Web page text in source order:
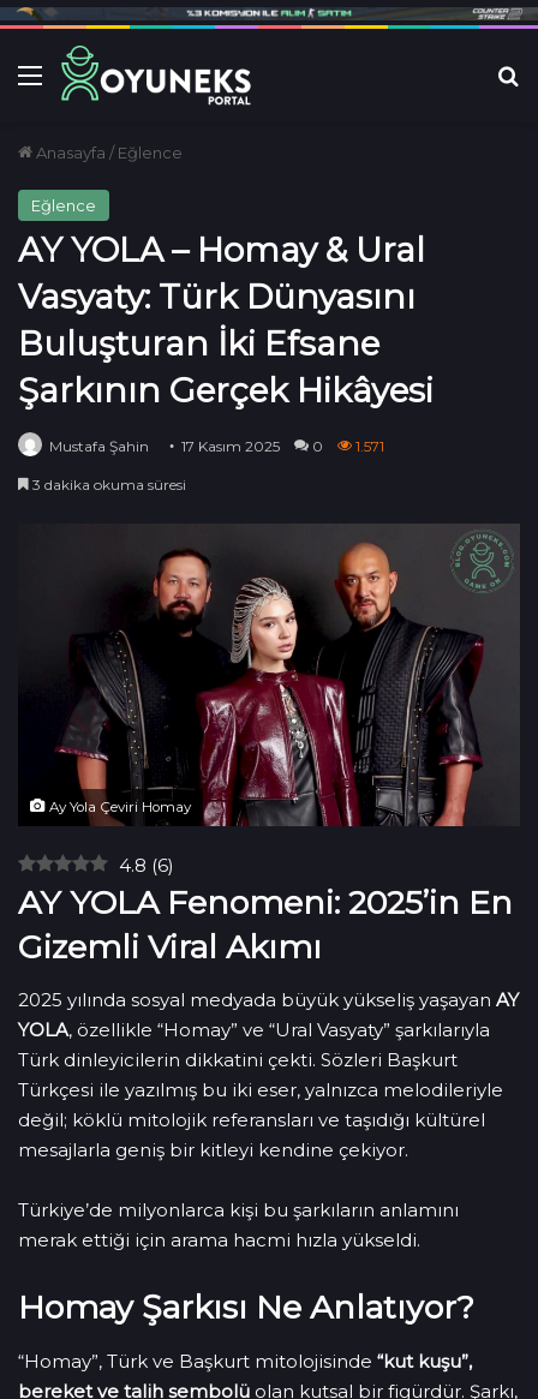
Menü
Anasayfa / Eğlence
Eğlence
AY YOLA – Homay & Ural
Vasyaty: Türk Dünyasını
Buluşturan İki Efsane
Şarkının Gerçek Hikâyesi
Mustafa Şahin 17 Kasım 2025 0 1.571
3 dakika okuma süresi
Ay Yola Çeviri Homay
4.8 (6)
AY YOLA Fenomeni: 2025’in En
Gizemli Viral Akımı
2025 yılında sosyal medyada büyük yükseliş yaşayan AY
YOLA, özellikle “Homay” ve “Ural Vasyaty” şarkılarıyla
Türk dinleyicilerin dikkatini çekti. Sözleri Başkurt
Türkçesi ile yazılmış bu iki eser, yalnızca melodileriyle
değil; köklü mitolojik referansları ve taşıdığı kültürel
mesajlarla geniş bir kitleyi kendine çekiyor.
Türkiye’de milyonlarca kişi bu şarkıların anlamını
merak ettiği için arama hacmi hızla yükseldi.
Homay Şarkısı Ne Anlatıyor?
“Homay”, Türk ve Başkurt mitolojisinde “kut kuşu”,
bereket ve talih sembolü olan kutsal bir figürdür. Şarkı,